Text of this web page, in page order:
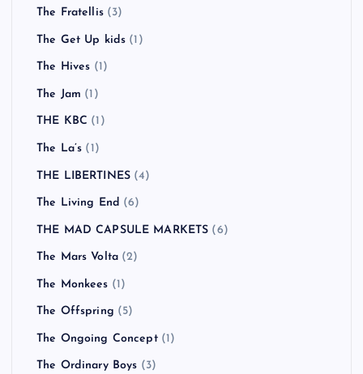
The Fratellis(3)
The Get Up kids (1)
The Hives (1)
The Jam (1)
THE KBC (1)
The La’s (1)
THE LIBERTINES (4)
The Living End (6)
THE MAD CAPSULE MARKETS (6)
The Mars Volta (2)
The Monkees (1)
The Offspring (5)
The Ongoing Concept(1)
The Ordinary Boys (3)